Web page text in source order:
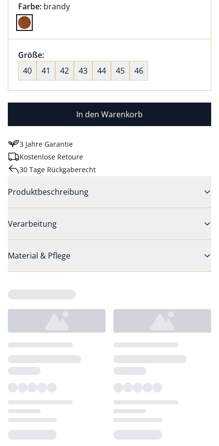
Farbauswahl:
Farbe: aktuell ausgewählt:
brandy
Farbe brandy ausgewählt
Größenauswahl:
Größe:nichts ausgewählt
40
41 42 43 44 45 46
In den Warenkorb
3 Jahre Garantie
Kostenlose Retoure
30 Tage Rückgaberecht
Produktbeschreibung
Verarbeitung
Material & Pflege